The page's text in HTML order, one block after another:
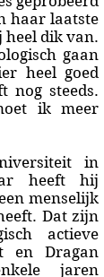
haar laatste
heel dik van.
gaan
heel goed
nog steeds.
ik meer
in
heeft hij
menselijk
Dat zijn
actieve
en Dragan
jaren